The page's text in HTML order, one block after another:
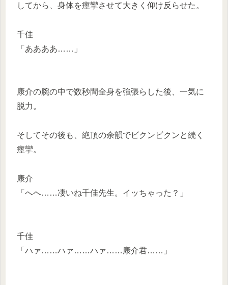
してから、身体を痙攣させて大きく仰け反らせた。
千佳
「ああああ……」
康介の腕の中で数秒間全身を強張らした後、一気に
脱力。
そしてその後も、絶頂の余韻でビクンビクンと続く
痙攣。
康介
「へへ……凄いね千佳先生。イッちゃった？」
千佳
「ハァ……ハァ……ハァ……康介君……」